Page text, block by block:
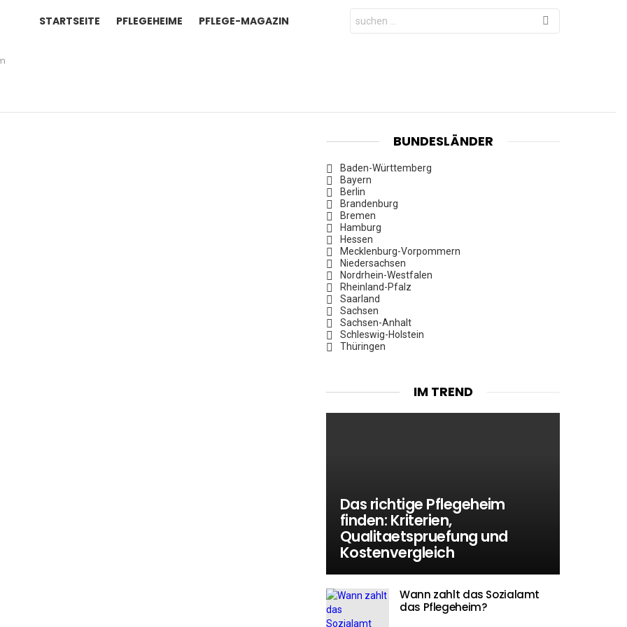
STARTSEITE PFLEGEHEIME PFLEGE-MAGAZIN
Search
for:
BUNDESLÄNDER
Baden-Württemberg
Bayern
Berlin
Brandenburg
Bremen
Hamburg
Hessen
Mecklenburg-Vorpommern
Niedersachsen
Nordrhein-Westfalen
Rheinland-Pfalz
Saarland
Sachsen
Sachsen-Anhalt
Schleswig-Holstein
Thüringen
IM TREND
Das richtige Pflegeheim
finden: Kriterien,
Qualitaetspruefung und
Kostenvergleich
Wann zahlt das Sozialamt
das Pflegeheim?